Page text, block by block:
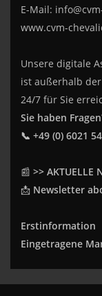
E-Mail:
www.cvm-
Unsere digitale
ist außerhalb
24/7 für Sie
Sie haben
📞 +49 (0) 6021
📰 >> AKTUELLE
📩 Newsletter
Erstinformation
Eingetragene